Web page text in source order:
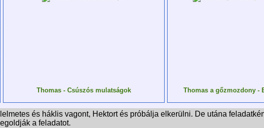
Thomas - Csúszós mulatságok Thomas a gőzmozdony -
és háklis vagont, Hektort és próbálja elkerülni. De utána
a feladatot.